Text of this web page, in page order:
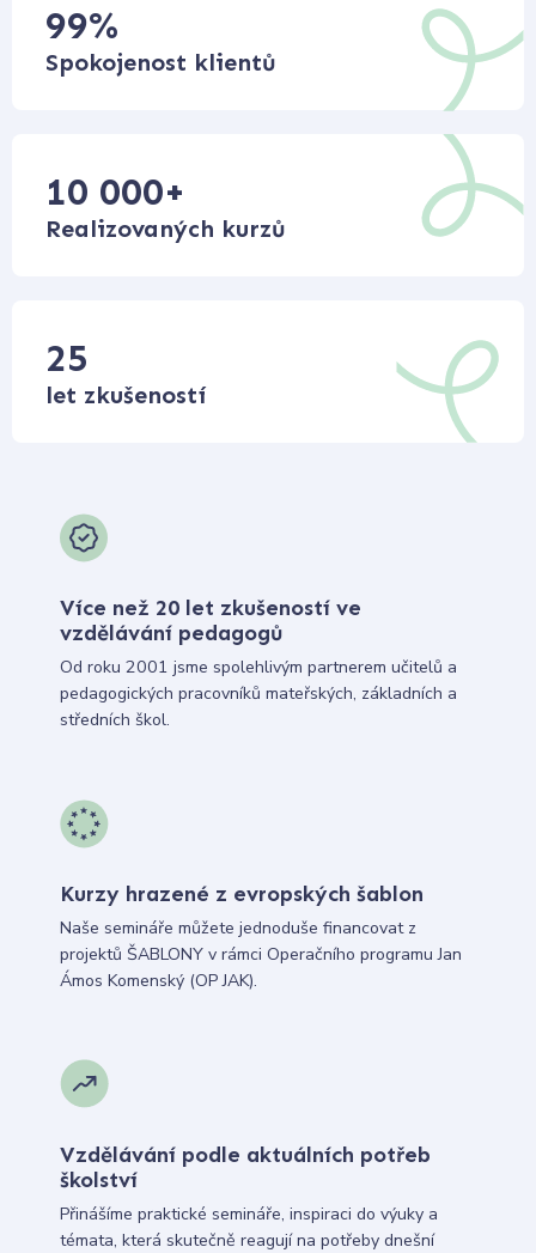
99%
Spokojenost klientů
10 000+
Realizovaných kurzů
25
let zkušeností
Více než 20 let zkušeností ve
vzdělávání pedagogů
Od roku 2001 jsme spolehlivým partnerem učitelů a
pedagogických pracovníků mateřských, základních a
středních škol.
Kurzy hrazené z evropských šablon
Naše semináře můžete jednoduše financovat z
projektů ŠABLONY v rámci Operačního programu Jan
Ámos Komenský (OP JAK).
Vzdělávání podle aktuálních potřeb
školství
Přinášíme praktické semináře, inspiraci do výuky a
témata, která skutečně reagují na potřeby dnešní